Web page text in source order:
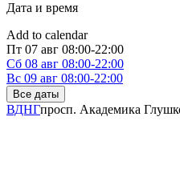
Дата и время
Add to calendar
Пт 07 авг 08:00-22:00
Сб 08 авг 08:00-22:00
Вс 09 авг 08:00-22:00
Все даты
ВДНГпросп. Академика